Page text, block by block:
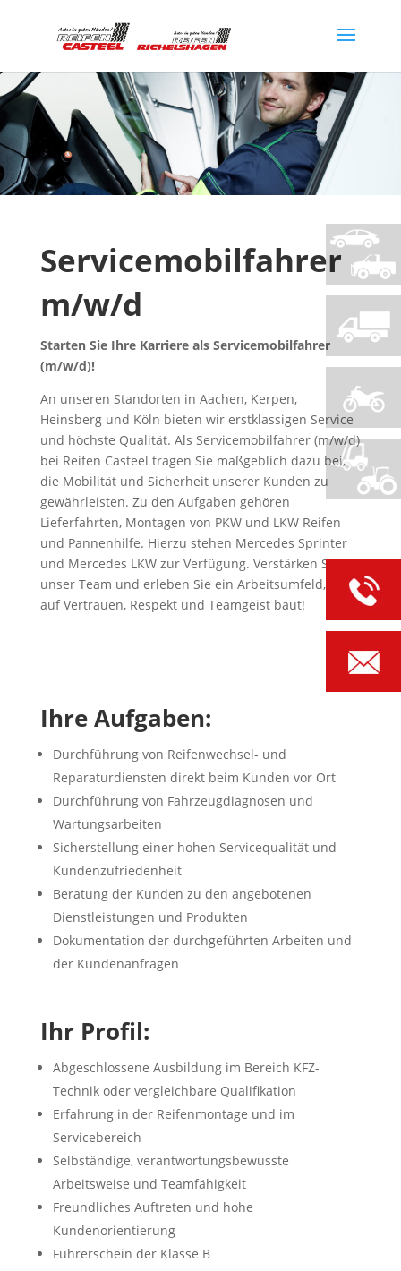
Servicemobilfahrer
m/w/d
Starten Sie Ihre Karriere als Servicemobilfahrer
(m/w/d)!
An unseren Standorten in Aachen, Kerpen,
Heinsberg und Köln bieten wir erstklassigen Service
und höchste Qualität. Als Servicemobilfahrer (m/w/d)
bei Reifen Casteel tragen Sie maßgeblich dazu bei,
die Mobilität und Sicherheit unserer Kunden zu
gewährleisten. Zu den Aufgaben gehören
Lieferfahrten, Montagen von PKW und LKW Reifen
und Pannenhilfe. Hierzu stehen Mercedes Sprinter
und Mercedes LKW zur Verfügung. Verstärken Sie
unser Team und erleben Sie ein Arbeitsumfeld, das
auf Vertrauen, Respekt und Teamgeist baut!
Ihre Aufgaben:
Durchführung von Reifenwechsel- und
Reparaturdiensten direkt beim Kunden vor Ort
Durchführung von Fahrzeugdiagnosen und
Wartungsarbeiten
Sicherstellung einer hohen Servicequalität und
Kundenzufriedenheit
Beratung der Kunden zu den angebotenen
Dienstleistungen und Produkten
Dokumentation der durchgeführten Arbeiten und
der Kundenanfragen
Ihr Profil:
Abgeschlossene Ausbildung im Bereich KFZ-
Technik oder vergleichbare Qualifikation
Erfahrung in der Reifenmontage und im
Servicebereich
Selbständige, verantwortungsbewusste
Arbeitsweise und Teamfähigkeit
Freundliches Auftreten und hohe
Kundenorientierung
Führerschein der Klasse B